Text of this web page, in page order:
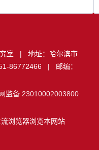
究室 | 地址：哈尔滨市
86772466 | 邮编：
监备 23010002003800
浏览器浏览本网站